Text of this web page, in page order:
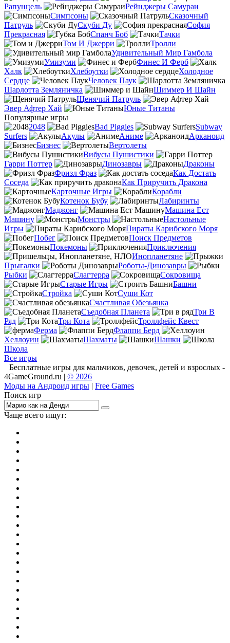
Рапунцель
Рейнджеры Самураи
Симпсоны
Сказочный
Патруль
Скуби Ду
София
Прекрасная
Спанч Боб
Тачки
Том И Джерри
Тролли
Удивительный Мир Гамбола
Умизуми
Финес И Ферб
Халк
Хлебоутки
Холодное
Сердце
Человек Паук
Шарлотта Земляничка
Шиммер И Шайн
Щенячий Патруль
Эвер Афтер Хай
Юные Титаны
Популярные игры
2048
Bad Piggies
Subway
Surfers
Акулы Аниме
Арканоид
Бизнес
Вертолеты
Вибусы Пушистики
Гарри Поттер
Динозавры
Драконы
Фризл Фраз
Как Достать
Соседа
Как Приручить Дракона
Карточные Игры
Корабли
Котенок Бубу
Лабиринты
Маджонг
Машина Ест
Машину
Монстры
Настольные
Игры
Пираты Карибского Моря
Побег
Поиск Предметов
Покемоны
Приключения
Инопланетяне
Прыгалки
Роботы-Динозавры
Рыбки
Слагтерра
Сокровища
Старые Игры
Башни
Стройка
Суши Кот
Счастливая Обезьянка
Съедобная Планета
Три В
Ряд
Три Кота
Троллфейс Квест
Ферма
Флаппи Берд
Хеллоуин
Шахматы
Шашки
Школа
Все игры
Бесплатные игры для мальчиков, девочек, детей и взрослых -
4GameGround.ru | © 2026
Моды на Андроид игры | Free Games
Поиск игр
Чаще всего ищут: